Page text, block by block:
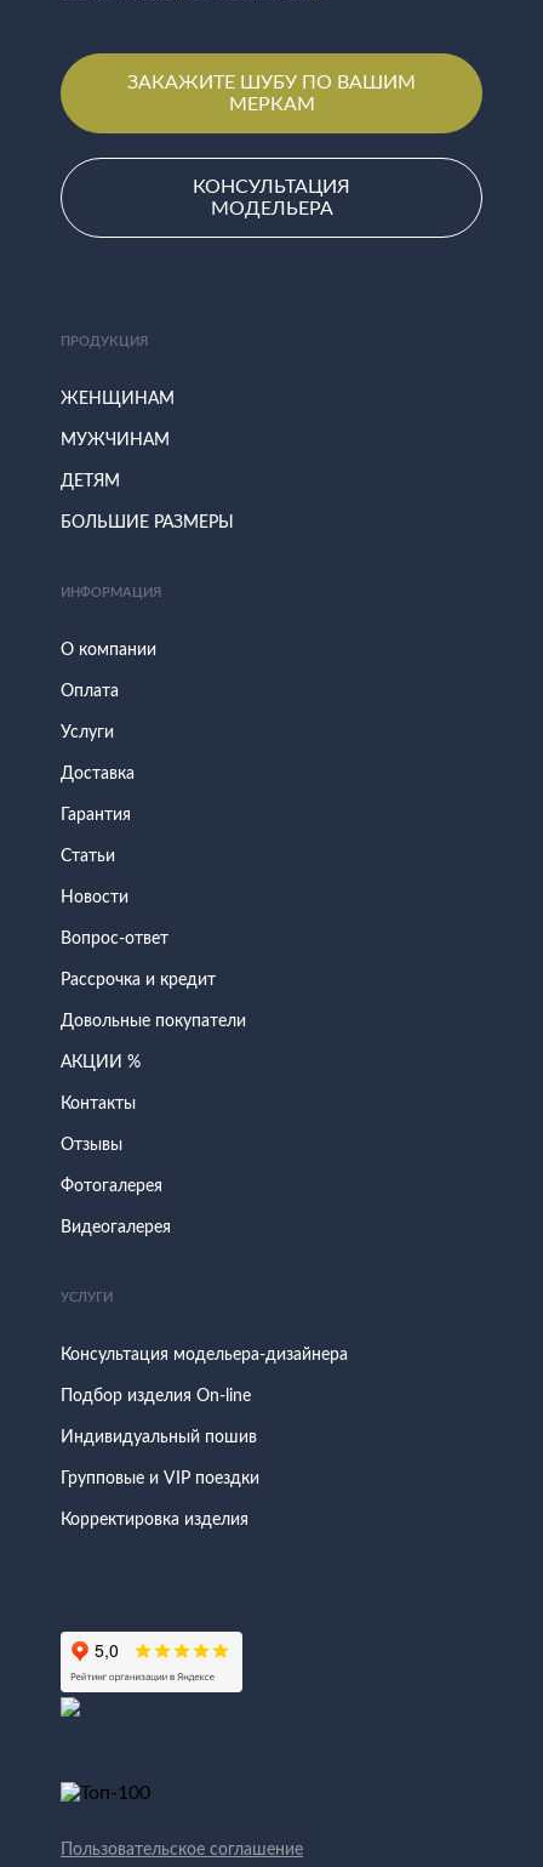
ЗАКАЖИТЕ ШУБУ ПО ВАШИМ
МЕРКАМ
КОНСУЛЬТАЦИЯ
МОДЕЛЬЕРА
ПРОДУКЦИЯ
ЖЕНЩИНАМ
МУЖЧИНАМ
ДЕТЯМ
БОЛЬШИЕ РАЗМЕРЫ
ИНФОРМАЦИЯ
О компании
Оплата
Услуги
Доставка
Гарантия
Статьи
Новости
Вопрос-ответ
Рассрочка и кредит
Довольные покупатели
АКЦИИ %
Контакты
Отзывы
Фотогалерея
Видеогалерея
УСЛУГИ
Консультация модельера-дизайнера
Подбор изделия On-line
Индивидуальный пошив
Групповые и VIP поездки
Корректировка изделия
Пользовательское соглашение